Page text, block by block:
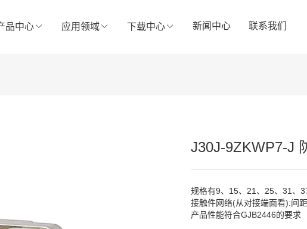
品中心 应用领域 下载中心 新闻中心 联系我们
J30J-9ZKWP7-J
规格有9、15、21、25、31、
接触件网络(从对接端面看):间
产品性能符合GJB2446的要求